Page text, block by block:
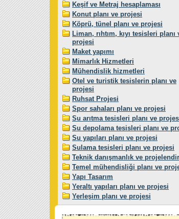
Keşif ve Metraj hesaplaması
Konut planı ve projesi
Köprü, tünel planı ve projesi
Liman, rıhtım, kıyı tesisleri planı
projesi
Maket yapımı
Mimarlık Hizmetleri
Mühendislik hizmetleri
Otel ve turistik tesislerin planı ve
projesi
Ruhsat Projesi
Spor sahaları planı ve projesi
Su arıtma tesisleri planı ve
Su depolama tesisleri planı ve
Su yapıları planı ve projesi
Sulama tesisleri planı ve projesi
Teknik danışmanlık ve
Temel mühendisliği planı ve
Yapı Tasarım
Yeraltı yapıları planı ve projesi
Yerleşim planı ve projesi